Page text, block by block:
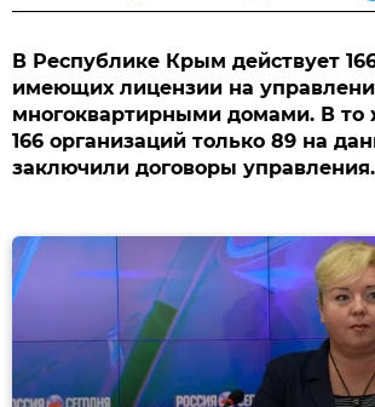
В Республике Крым действует
имеющих лицензии на
многоквартирными домами. В то
166 организаций только 89 на
заключили договоры управления.